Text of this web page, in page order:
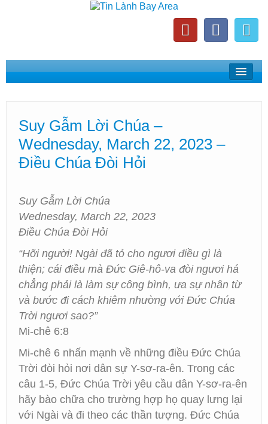
Home
Phát Thanh Tin Lành Bay Area
Các Hội Thánh Bắc California
Suy Gẫm Lời Chúa –
Wednesday, March 22, 2023 –
Điều Chúa Đòi Hỏi
Suy Gẫm Lời Chúa
Wednesday, March 22, 2023
Điều Chúa Đòi Hỏi
“Hỡi người! Ngài đã tỏ cho ngươi điều gì là
thiện; cái điều mà Đức Giê-hô-va đòi ngươi há
chẳng phải là làm sự công bình, ưa sự nhân từ
và bước đi cách khiêm nhường với Đức Chúa
Trời ngươi sao?”
Mi-chê 6:8
Mi-chê 6 nhấn mạnh về những điều Đức Chúa
Trời đòi hỏi nơi dân sự Y-sơ-ra-ên. Trong các
câu 1-5, Đức Chúa Trời yêu cầu dân Y-sơ-ra-ên
hãy bào chữa cho trường hợp họ quay lưng lại
với Ngài và đi theo các thần tượng. Đức Chúa